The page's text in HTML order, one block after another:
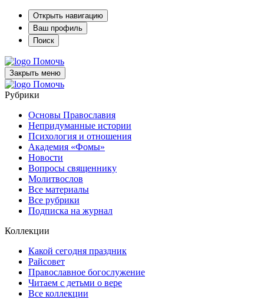
Открыть навигацию
Ваш профиль
Поиск
Помочь
Закрыть меню
Помочь
Рубрики
Основы Православия
Непридуманные истории
Психология и отношения
Академия «Фомы»
Новости
Вопросы священнику
Молитвослов
Все материалы
Все рубрики
Подписка на журнал
Коллекции
Какой сегодня праздник
Райсовет
Православное богослужение
Читаем с детьми о вере
Все коллекции